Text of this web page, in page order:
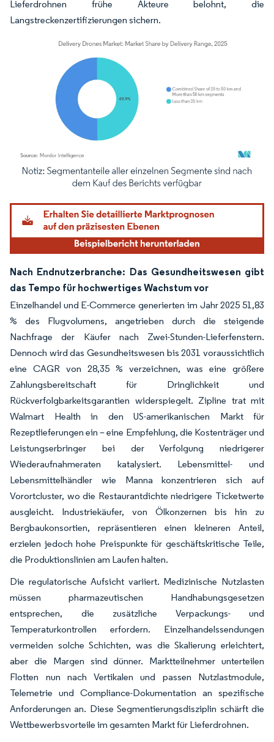
Lieferdrohnen frühe Akteure belohnt, die
Langstreckenzertifizierungen sichern.
Bild © Mordor Intelligence. Wiederverwendung erfordert Namensnennung
Nach Endnutzerbranche: Das Gesundheitswesen gibt
das Tempo für hochwertiges Wachstum vor
Einzelhandel und E-Commerce generierten im Jahr 2025 51,83
% des Flugvolumens, angetrieben durch die steigende
Nachfrage der Käufer nach Zwei-Stunden-Lieferfenstern.
Dennoch wird das Gesundheitswesen bis 2031 voraussichtlich
eine CAGR von 28,35 % verzeichnen, was eine größere
Zahlungsbereitschaft für Dringlichkeit und
Rückverfolgbarkeitsgarantien widerspiegelt. Zipline trat mit
Walmart Health in den US-amerikanischen Markt für
Rezeptlieferungen ein – eine Empfehlung, die Kostenträger und
Leistungserbringer bei der Verfolgung niedrigerer
Wiederaufnahmeraten katalysiert. Lebensmittel- und
Lebensmittelhändler wie Manna konzentrieren sich auf
Vorortcluster, wo die Restaurantdichte niedrigere Ticketwerte
ausgleicht. Industriekäufer, von Ölkonzernen bis hin zu
Bergbaukonsortien, repräsentieren einen kleineren Anteil,
erzielen jedoch hohe Preispunkte für geschäftskritische Teile,
die Produktionslinien am Laufen halten.
Die regulatorische Aufsicht variiert. Medizinische Nutzlasten
müssen pharmazeutischen Handhabungsgesetzen
entsprechen, die zusätzliche Verpackungs- und
Temperaturkontrollen erfordern. Einzelhandelssendungen
vermeiden solche Schichten, was die Skalierung erleichtert,
aber die Margen sind dünner. Marktteilnehmer unterteilen
Flotten nun nach Vertikalen und passen Nutzlastmodule,
Telemetrie und Compliance-Dokumentation an spezifische
Anforderungen an. Diese Segmentierungsdisziplin schärft die
Wettbewerbsvorteile im gesamten Markt für Lieferdrohnen.